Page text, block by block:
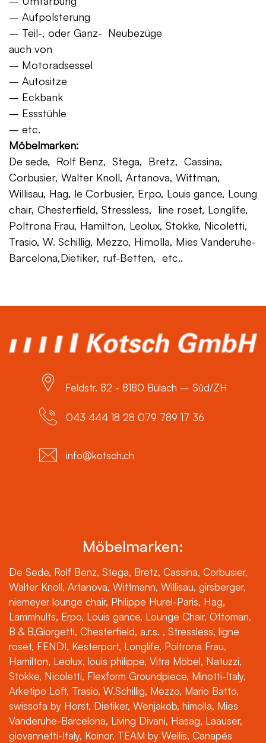
– Aufpolsterung
– Teil-, oder Ganz- Neubezüge
auch von
– Motoradsessel
– Autositze
– Eckbank
– Essstühle
– etc.
Möbelmarken:
De sede, Rolf Benz, Stega, Bretz, Cassina,
Corbusier, Walter Knoll, Artanova, Wittman,
Willisau, Hag, le Corbusier, Erpo, Louis gance, Loung
chair, Chesterfield, Stressless, line roset, Longlife,
Poltrona Frau, Hamilton, Leolux, Stokke, Nicoletti,
Trasio, W. Schillig, Mezzo, Himolla, Mies Vanderuhe-
Barcelona,Dietiker, ruf-Betten, etc..
Feldstr. 82 - 8180 Bülach – Süd/ZH
043 444 18 28 079 789 17 36
info@kotsch.ch
Möbelmarken:
De Sede, Rolf Benz, Stega, Bretz, Cassina, Corbusier,
Walter Knoll, Artanova, Wittmann, Willisau, girsberger,
niemeyer lounge chair, Philippe Hurel-Paris, Hag,
Lammhults, Erpo, Louis gance, Lounge Chair, Ottoman,
B & B,Giorgetti, Chesterfield, a.r.s. , Stressless, ligne
roset, FENDI, Kesterport, Longlife, Poltrona Frau,
Hamilton, Leolux, louis philippe, Vitra Möbel, Natuzzi,
Stokke, Nicoletti, Flexform Groundpiece, Minotti-Italy,
Arketipo Loft, Trasio, W.Schillig, Mezzo, Mario Batto,
swissofa by Horst, Dietiker, Wenjakob, himolla, Mies
Vanderuhe-Barcelona, Living Divani, Hasag, Laauser,
giovannetti-Italy, Koinor, TEAM by Wellis, Canapés